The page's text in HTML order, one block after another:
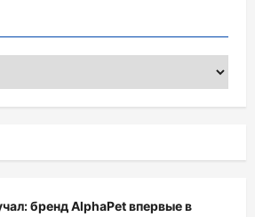
бренд AlphaPet впервые в